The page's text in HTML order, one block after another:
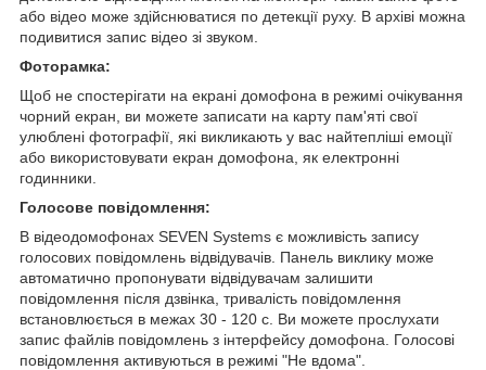
або відео може здійснюватися по детекції руху. В архіві можна
подивитися запис відео зі звуком.
Фоторамка:
Щоб не спостерігати на екрані домофона в режимі очікування
чорний екран, ви можете записати на карту пам'яті свої
улюблені фотографії, які викликають у вас найтепліші емоції
або використовувати екран домофона, як електронні
годинники.
Голосове повідомлення:
В відеодомофонах SEVEN Systems є можливість запису
голосових повідомлень відвідувачів. Панель виклику може
автоматично пропонувати відвідувачам залишити
повідомлення після дзвінка, тривалість повідомлення
встановлюється в межах 30 - 120 с. Ви можете прослухати
запис файлів повідомлень з інтерфейсу домофона. Голосові
повідомлення активуються в режимі "Не вдома".